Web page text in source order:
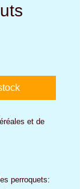
et de
perroquets: